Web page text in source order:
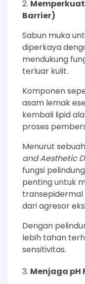
Barrier)
Sabun muka
diperkaya
mendukung
terluar kulit.
Komponen
asam lemak
kembali lipid
proses
Menurut
and Aesthetic
fungsi
penting untuk
transepidermal
dari agresor
Dengan
lebih tahan
sensitivitas.
Menjaga pH